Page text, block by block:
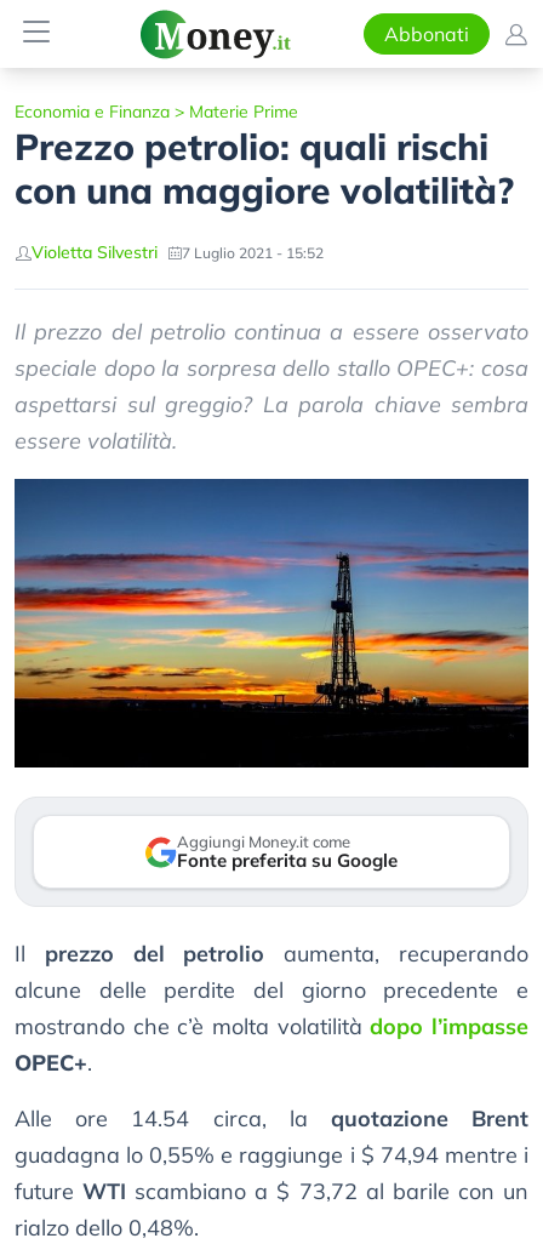
Abbonati
Economia e Finanza > Materie Prime
Prezzo petrolio: quali rischi
con una maggiore volatilità?
Violetta Silvestri 7 Luglio 2021 - 15:52
Il prezzo del petrolio continua a essere osservato
speciale dopo la sorpresa dello stallo OPEC+: cosa
aspettarsi sul greggio? La parola chiave sembra
essere volatilità.
Aggiungi Money.it come
Fonte preferita su Google
Il prezzo del petrolio aumenta, recuperando
alcune delle perdite del giorno precedente e
mostrando che c’è molta volatilitàdopo l’impasse
OPEC+.
Alle ore 14.54 circa, la quotazione Brent
guadagna lo 0,55% e raggiunge i $ 74,94 mentre i
futureWTI scambiano a $ 73,72 al barile con un
rialzo dello 0,48%.